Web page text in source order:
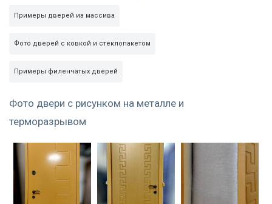
Примеры дверей из массива
Фото дверей с ковкой и стеклопакетом
Примеры филенчатых дверей
Фото двери с рисунком на металле и
терморазрывом